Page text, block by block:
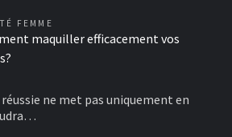
FEMME
maquiller efficacement vos
ne met pas uniquement en